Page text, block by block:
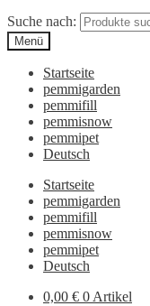
Suche nach:
Menü
Startseite
pemmigarden
pemmifill
pemmisnow
pemmipet
Deutsch
Startseite
pemmigarden
pemmifill
pemmisnow
pemmipet
Deutsch
0,00 € 0 Artikel